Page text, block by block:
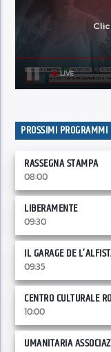
PROSSIMI PROGRAMMI
RASSEGNA STAMPA
08:00
LIBERAMENTE
09:30
IL GARAGE DE
09:35
CENTRO CULTURALE
10:00
UMANITARIA